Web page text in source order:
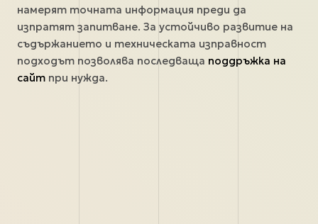
намерят точната информация преди да
изпратят запитване. За устойчиво развитие на
съдържанието и техническата изправност
подходът позволява последваща поддръжка на
сайт при нужда.